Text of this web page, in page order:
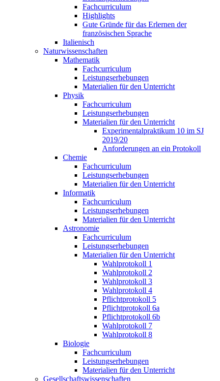
Fachcurriculum
Highlights
Gute Gründe für das Erlernen der
französischen Sprache
Italienisch
Naturwissenschaften
Mathematik
Fachcurriculum
Leistungserhebungen
Materialien für den Unterricht
Physik
Fachcurriculum
Leistungserhebungen
Materialien für den Unterricht
Experimentalpraktikum 10 im SJ
2019/20
Anforderungen an ein Protokoll
Chemie
Fachcurriculum
Leistungserhebungen
Materialien für den Unterricht
Informatik
Fachcurriculum
Leistungserhebungen
Materialien für den Unterricht
Astronomie
Fachcurriculum
Leistungserhebungen
Materialien für den Unterricht
Wahlprotokoll 1
Wahlprotokoll 2
Wahlprotokoll 3
Wahlprotokoll 4
Pflichtprotokoll 5
Pflichtprotokoll 6a
Pflichtprotokoll 6b
Wahlprotokoll 7
Wahlprotokoll 8
Biologie
Fachcurriculum
Leistungserhebungen
Materialien für den Unterricht
Gesellschaftswissenschaften